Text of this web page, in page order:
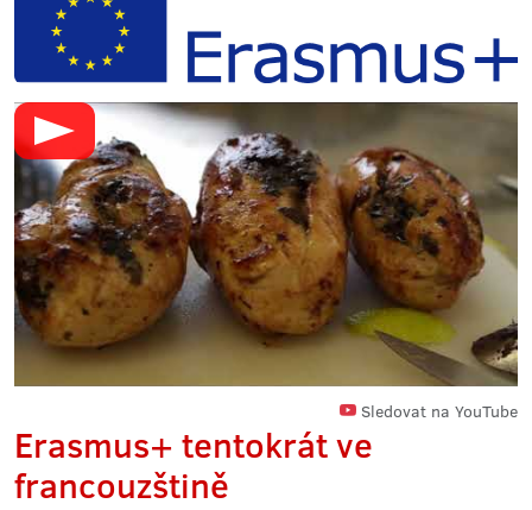
Sledovat na YouTube
Erasmus+ tentokrát ve
francouzštině